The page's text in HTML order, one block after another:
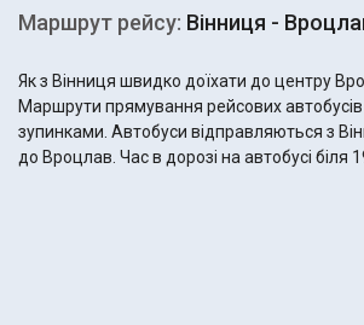
Маршрут рейсу: Вінниця -
Як з Вінниця швидко доїхати до центру
Маршрути прямування рейсових автобусів
зупинками. Автобуси відправляються з
до Вроцлав. Час в дорозі на автобусі біля